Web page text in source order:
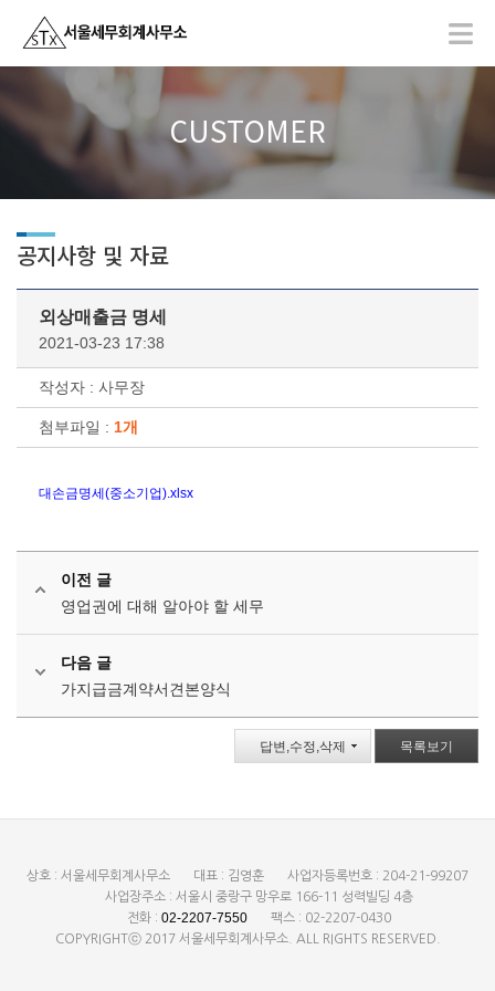
CUSTOMER
공지사항 및 자료
외상매출금 명세
2021-03-23 17:38
작성자 : 사무장
첨부파일 : 1개
대손금명세(중소기업).xlsx
이전 글
영업권에 대해 알아야 할 세무
다음 글
가지급금계약서견본양식
답변,수정,삭제 목록보기
상호 : 서울세무회계사무소 대표 : 김영훈
사업자등록번호 : 204-21-99207
사업장주소 : 서울시 중랑구 망우로 166-11 성력빌딩 4층
전화 : 02-2207-7550
팩스 : 02-2207-0430
COPYRIGHTⓒ 2017 서울세무회계사무소. ALL RIGHTS RESERVED.